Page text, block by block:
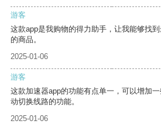
游客
这款app是我购物的得力助手，让我能够找
的商品。
2025-01-06
游客
这款加速器app的功能有点单一，可以增加
动切换线路的功能。
2025-01-06